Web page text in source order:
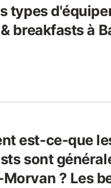
types
breakfasts à
est-ce-que
sont
? Les